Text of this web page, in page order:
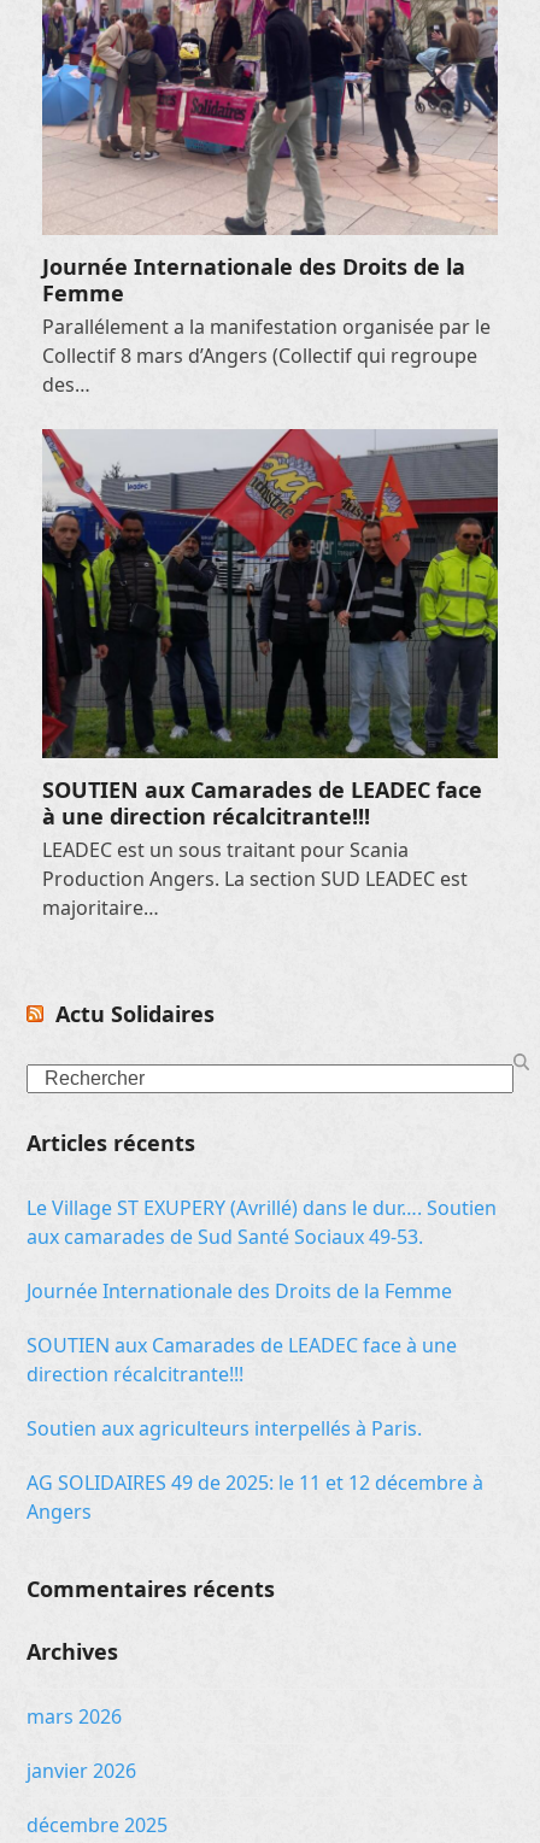
Journée Internationale des Droits de la
Femme
Parallélement a la manifestation organisée par le
Collectif 8 mars d’Angers (Collectif qui regroupe
des…
SOUTIEN aux Camarades de LEADEC face
à une direction récalcitrante!!!
LEADEC est un sous traitant pour Scania
Production Angers. La section SUD LEADEC est
majoritaire…
Actu Solidaires
Search
Articles récents
Le Village ST EXUPERY (Avrillé) dans le dur…. Soutien
aux camarades de Sud Santé Sociaux 49-53.
Journée Internationale des Droits de la Femme
SOUTIEN aux Camarades de LEADEC face à une
direction récalcitrante!!!
Soutien aux agriculteurs interpellés à Paris.
AG SOLIDAIRES 49 de 2025: le 11 et 12 décembre à
Angers
Commentaires récents
Archives
mars 2026
janvier 2026
décembre 2025